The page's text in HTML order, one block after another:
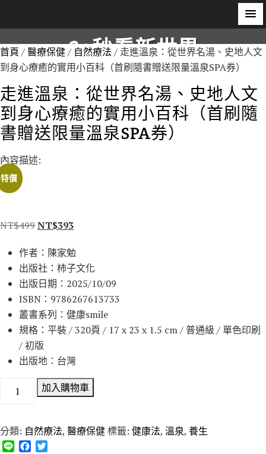
k
i
t
o
c
o
n
t
e
t
60秒看新世界
柿子文化
首頁 /醫療保健/ 自然療法 / 走進溫泉：從世界名湯、史地人文
到身心療癒的實用小百科（首刷隨書贈送限量溫泉SPA券）
走進溫泉：從世界名湯、史地人文
到身心療癒的實用小百科（首刷隨
書贈送限量溫泉SPA券）
內容描述:
特價
NT$499原
價
格
：
N
T
$
4
9
9
。
NT$393目
價
格
：
N
T
$
9
3
。
作者：陳家勉
出版社：柿子文化
出版日期：2025/10/09
ISBN：9786267613733
叢書系列：健康smile
規格：平裝 / 320頁 / 17 x 23 x 1.5 cm / 普通級 / 單色印刷
/ 初版
出版地：台灣
泉
：
加入購物車
分類: 自然療法, 醫療保健標籤: 健康法, 溫泉, 養生